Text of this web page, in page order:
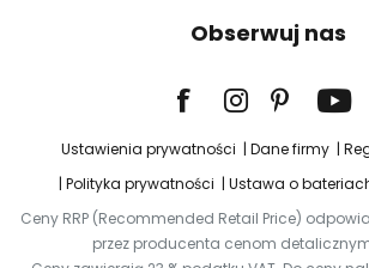
Obserwuj nas
Ustawienia prywatności Dane firmy
Polityka prywatności
Ustawa o
Ceny RRP (Recommended Retail Price)
przez producenta cenom